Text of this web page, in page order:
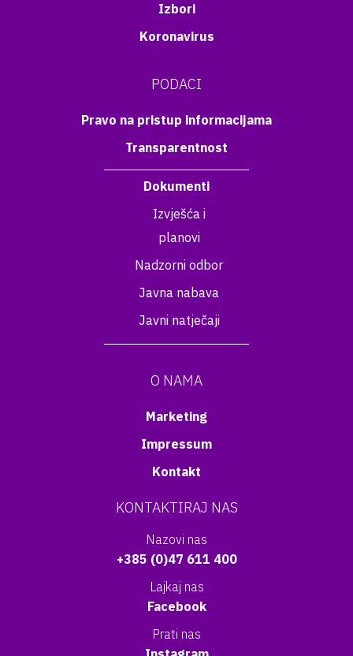
Izbori
Koronavirus
PODACI
Pravo na pristup informacijama
Transparentnost
Dokumenti
Izvješća i
planovi
Nadzorni odbor
Javna nabava
Javni natječaji
O NAMA
Marketing
Impressum
Kontakt
KONTAKTIRAJ NAS
Nazovi nas
+385 (0)47 611 400
Lajkaj nas
Facebook
Prati nas